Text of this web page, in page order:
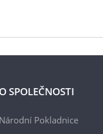
O SPOLEČNOSTI
Národní Pokladnice